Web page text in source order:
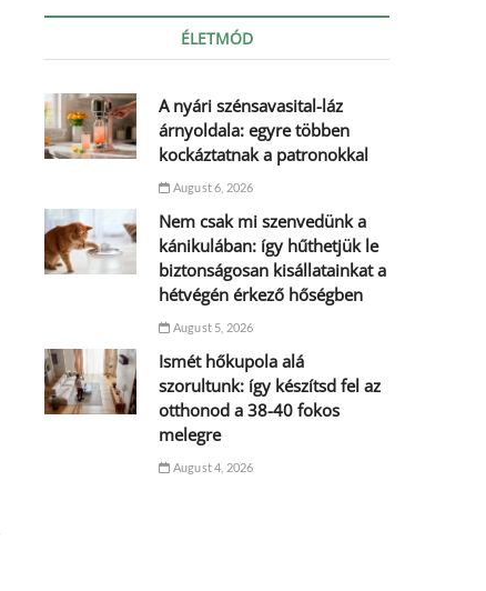
ÉLETMÓD
A nyári szénsavasital-láz
árnyoldala: egyre többen
kockáztatnak a patronokkal
August 6, 2026
Nem csak mi szenvedünk a
kánikulában: így hűthetjük le
biztonságosan kisállatainkat a
hétvégén érkező hőségben
August 5, 2026
Ismét hőkupola alá
szorultunk: így készítsd fel az
otthonod a 38-40 fokos
melegre
August 4, 2026